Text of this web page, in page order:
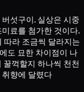
섯구이. 실상은 시중
료를 첨가한 것이다.
따라 조금씩 달라지는
도 묘한 차이점이 나
꺽할지 하나씩 천천
향에 달렸다